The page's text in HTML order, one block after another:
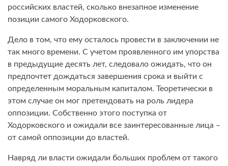
российских властей, сколько внезапное изменение
позиции самого Ходорковского.
Дело в том, что ему осталось провести в заключении не
так много времени. С учетом проявленного им упорства
в предыдущие десять лет, следовало ожидать, что он
предпочтет дождаться завершения срока и выйти с
определенным моральным капиталом. Теоретически в
этом случае он мог претендовать на роль лидера
оппозиции. Собственно этого поступка от
Ходорковского и ожидали все заинтересованные лица –
от самой оппозиции до властей.
Навряд ли власти ожидали больших проблем от такого